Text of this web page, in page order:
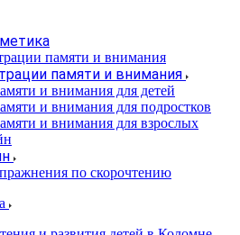
памяти и внимания
и внимания для детей
и внимания для подростков
и внимания для взрослых
по скорочтению